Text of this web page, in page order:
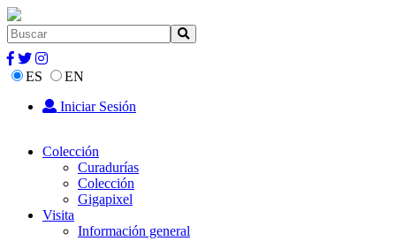
ES
EN
Iniciar Sesión
Colección
Curadurías
Colección
Gigapixel
Visita
Información general